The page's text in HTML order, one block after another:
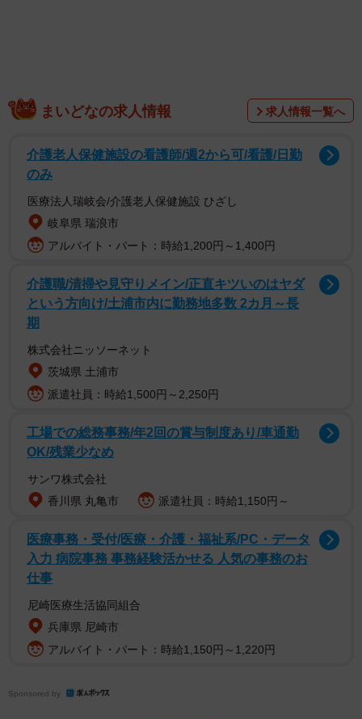
1/4
量がとんでもないお弁当（提供：ｼﾊﾞｻﾝさん）
まいどなの求人情報 求人情報一覧へ
介護老人保健施設の看護師/週2から可/看護/日勤
のみ
医療法人瑞岐会/介護老人保健施設 ひざし
岐阜県 瑞浪市
アルバイト・パート：時給1,200円～1,400円
介護職/清掃や見守りメイン/正直キツいのはヤダ
という方向け/土浦市内に勤務地多数 2カ月～長
期
株式会社ニッソーネット
茨城県 土浦市
派遣社員：時給1,500円～2,250円
工場での総務事務/年2回の賞与制度あり/車通勤
OK/残業少なめ
サンワ株式会社
香川県 丸亀市
派遣社員：時給1,150円～
医療事務・受付/医療・介護・福祉系/PC・データ
入力 病院事務 事務経験活かせる 人気の事務のお
仕事
尼崎医療生活協同組合
兵庫県 尼崎市
アルバイト・パート：時給1,150円～1,220円
Sponsored by